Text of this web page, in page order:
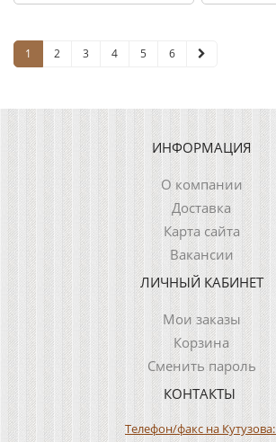
1 2 3 4 5 6
ИНФОРМАЦИЯ
О компании
Доставка
Карта сайта
Вакансии
ЛИЧНЫЙ КАБИНЕТ
Мои заказы
Корзина
Сменить пароль
КОНТАКТЫ
Телефон/факс на Кутузова: